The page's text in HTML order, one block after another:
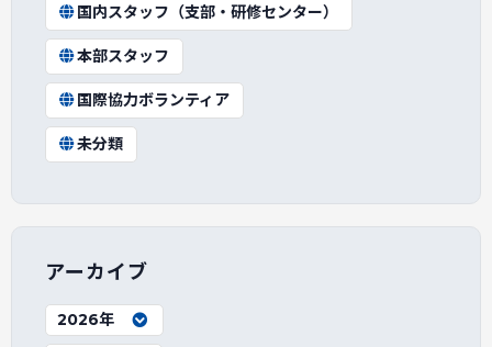
国内スタッフ（支部・研修センター）
本部スタッフ
国際協力ボランティア
未分類
アーカイブ
2026年